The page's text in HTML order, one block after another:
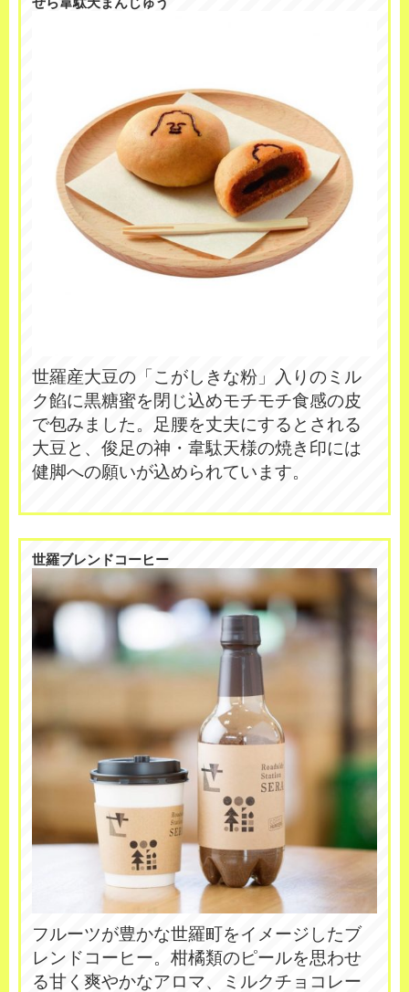
世羅産大豆の「こがしきな粉」入りのミル
ク餡に黒糖蜜を閉じ込めモチモチ食感の皮
で包みました。足腰を丈夫にするとされる
大豆と、俊足の神・韋駄天様の焼き印には
健脚への願いが込められています。
世羅ブレンドコーヒー
フルーツが豊かな世羅町をイメージしたブ
レンドコーヒー。柑橘類のピールを思わせ
る甘く爽やかなアロマ、ミルクチョコレー